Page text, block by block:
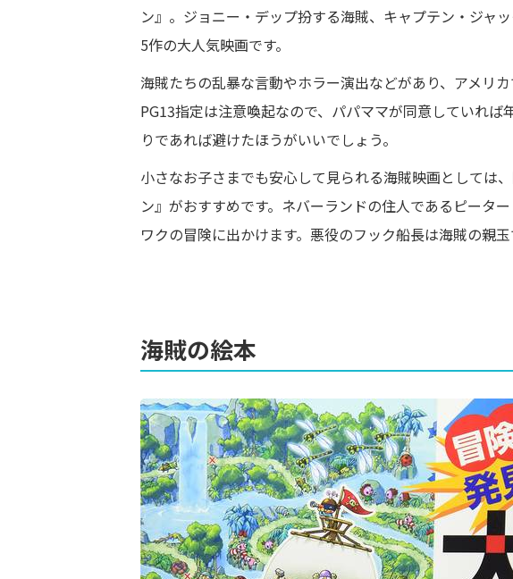
ン』。ジョニー・デップ扮する海賊、キャプテン・ジャ
5作の大人気映画です。
海賊たちの乱暴な言動やホラー演出などがあり、アメリ
PG13指定は注意喚起なので、パパママが同意していれ
りであれば避けたほうがいいでしょう。
小さなお子さまでも安心して見られる海賊映画としては
ン』がおすすめです。ネバーランドの住人であるピータ
ワクの冒険に出かけます。悪役のフック船長は海賊の親
海賊の絵本